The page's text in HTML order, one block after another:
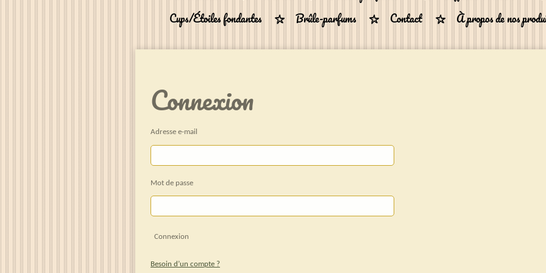
Cups/Étoiles fondantes
Brûle-parfums Contact À propos de nos
Connexion
Adresse e-mail
Mot de passe
Connexion
Besoin d’un compte ?